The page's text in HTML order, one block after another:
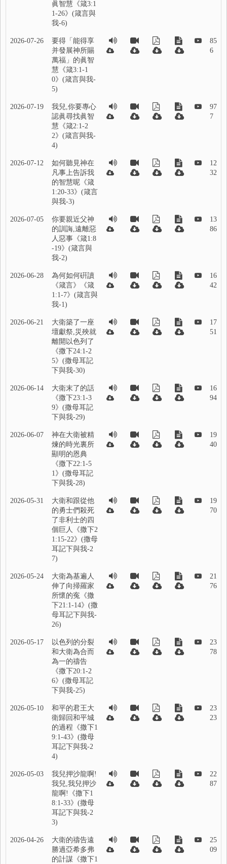
眞智慧《箴3:1
1-26》(箴言與
我-6)
2026-07-26
要得「能得享
并發展神所賜
萬福」的眞智
慧《箴3:1-1
0》(箴言與我-
5)
85
6
2026-07-19
我兒,你要專心
認眞尋找眞智
慧《箴2:1-2
2》(箴言與我-
4)
97
7
2026-07-12
如何聽見神在
凡事上告訴我
的智慧呢《箴
1:20-33》(箴言
與我-3)
12
32
2026-07-05
你要親近父神
的訓誨,遠離惡
人惡事《箴1:8
-19》(箴言與
我-2)
13
86
2026-06-28
為何如何硏讀
《箴言》《箴
1:1-7》(箴言與
我-1)
16
42
2026-06-21
大衛築了一座
壇獻祭,災殃就
離開以色列了
《撒下24:1-2
5》(撒母耳記
下與我-30)
17
51
2026-06-14
大衛末了的話
《撒下23:1-3
9》(撒母耳記
下與我-29)
16
94
2026-06-07
神在大衛被精
煉的時光裏所
顯明的恩典
《撒下22:1-5
1》(撒母耳記
下與我-28)
19
40
2026-05-31
大衛和跟從他
的勇士們殺死
了非利士的四
個巨人《撒下2
1:15-22》(撒母
耳記下與我-2
7)
19
70
2026-05-24
大衛為基遍人
伸了向掃羅家
所懷的寃《撒
下21:1-14》(撒
母耳記下與我-
26)
21
76
2026-05-17
以色列的分裂
和大衛為合而
為一的禱告
《撒下20:1-2
6》(撒母耳記
下與我-25)
23
78
2026-05-10
和平的君王大
衛歸回和平城
的過程《撒下1
9:1-43》(撒母
耳記下與我-2
4)
23
23
2026-05-03
我兒押沙龍啊!
我兒,我兒押沙
龍啊!《撒下1
8:1-33》(撒母
耳記下與我-2
3)
22
87
2026-04-26
大衛的禱告遠
勝過亞希多弗
的計謀《撒下1
25
09